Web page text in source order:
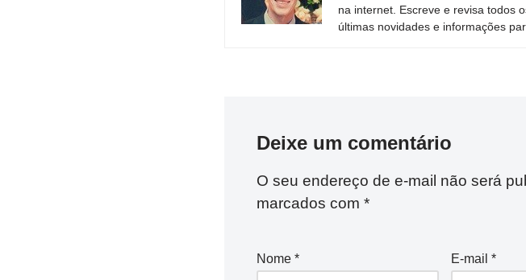
na internet. Escreve e revisa todos
últimas novidades e informações
Deixe um comentário
O seu endereço de e-mail não será
marcados com *
Nome * E-mail *